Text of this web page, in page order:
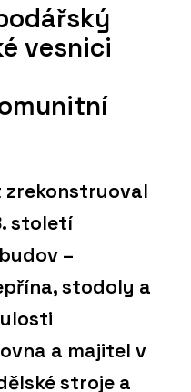
vesnici
století
–
stodoly a
a majitel v
stroje a